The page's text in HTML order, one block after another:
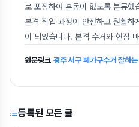
로 포장하여 혼동이 없도록 분류했
본격 작업 과정이 안전하고 원활
이 되었습니다. 본격 수거와 현장
원문링크 광주 서구 폐가구수거 잘하
등록된 모든 글